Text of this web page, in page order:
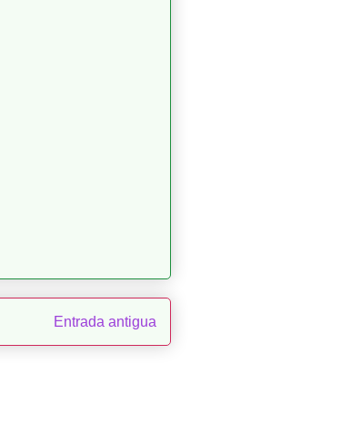
Entrada antigua